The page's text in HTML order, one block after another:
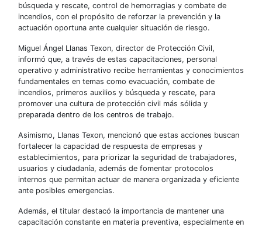
búsqueda y rescate, control de hemorragias y combate de
incendios, con el propósito de reforzar la prevención y la
actuación oportuna ante cualquier situación de riesgo.
Miguel Ángel Llanas Texon, director de Protección Civil,
informó que, a través de estas capacitaciones, personal
operativo y administrativo recibe herramientas y conocimientos
fundamentales en temas como evacuación, combate de
incendios, primeros auxilios y búsqueda y rescate, para
promover una cultura de protección civil más sólida y
preparada dentro de los centros de trabajo.
Asimismo, Llanas Texon, mencionó que estas acciones buscan
fortalecer la capacidad de respuesta de empresas y
establecimientos, para priorizar la seguridad de trabajadores,
usuarios y ciudadanía, además de fomentar protocolos
internos que permitan actuar de manera organizada y eficiente
ante posibles emergencias.
Además, el titular destacó la importancia de mantener una
capacitación constante en materia preventiva, especialmente en